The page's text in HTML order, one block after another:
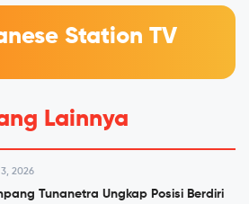
Station TV
Lainnya
2026
Tunanetra Ungkap Posisi Berdiri